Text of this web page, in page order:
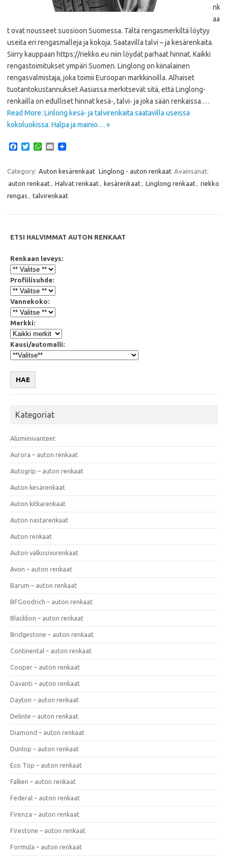
nk
aa
t ovat nousseet suosioon Suomessa. Tältä rengasmerkiltä löytyy
useita eri rengasmalleja ja kokoja. Saatavilla talvi – ja kesärenkaita.
Siirry kauppaan https://riekko.eu niin löydät parhaat hinnat. Kaikki
rengastoimitukset ympäri Suomen. Linglong on kiinalainen
rengasvalmistaja, joka toimii Euroopan markkinoilla. Alhaiset
tuotantokustannukset Aasiassa merkitsevät sitä, että Linglong-
renkailla on edulliset hinnat kesä-, talvi- ja joka sään renkaissa.…
Read More: Linlong kesä- ja talvirenkaita saatavilla useissa
kokoluokissa. Halpa ja mainio… »
e
o
o
T
t
e
W
t
A
p
E
i
l
Category: Auton kesärenkaat Linglong - auton renkaat Avainsanat:
auton renkaat
Halvat renkaat kesärenkaat Linglong renkaat
riekko
rengas
talvirenkaat
ETSI HALVIMMAT AUTON RENKAAT
Renkaan leveys:
Profiilisuhde:
Vannekoko:
Merkki:
Kausi/automalli:
HAE
Kategoriat
Alumiinivanteet
Aurora – auton renkaat
Autogrip – auton renkaat
Auton kesärenkaat
Auton kitkarenkaat
Auton nastarenkaat
Auton renkaat
Auton valkosivurenkaat
Avon – auton renkaat
Barum – auton renkaat
BFGoodrich – auton renkaat
Blacklion – auton renkaat
Bridgestone – auton renkaat
Continental – auton renkaat
Cooper – auton renkaat
Davanti – auton renkaat
Dayton – auton renkaat
Delinte – auton renkaat
Diamond – auton renkaat
Dunlop – auton renkaat
Eco Top – auton renkaat
Falken – auton renkaat
Federal – auton renkaat
Firenza – auton renkaat
Firestone – auton renkaat
Formula – auton renkaat